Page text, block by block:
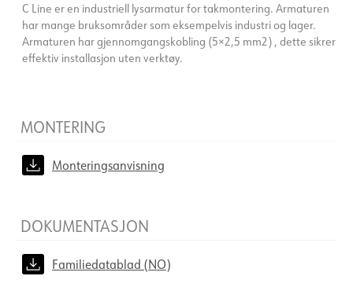
C Line er en industriell lysarmatur for takmontering. Armaturen
har mange bruksområder som eksempelvis industri og lager.
Armaturen har gjennomgangskobling (5×2,5 mm2) , dette sikrer
effektiv installasjon uten verktøy.
MONTERING
Monteringsanvisning
DOKUMENTASJON
Familiedatablad (NO)